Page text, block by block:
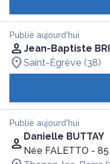
Publié aujourd'hui
Jean-Baptiste
Saint-Égrève (38)
Publié aujourd'hui
Danielle BUTTAY
Née FALETTO -